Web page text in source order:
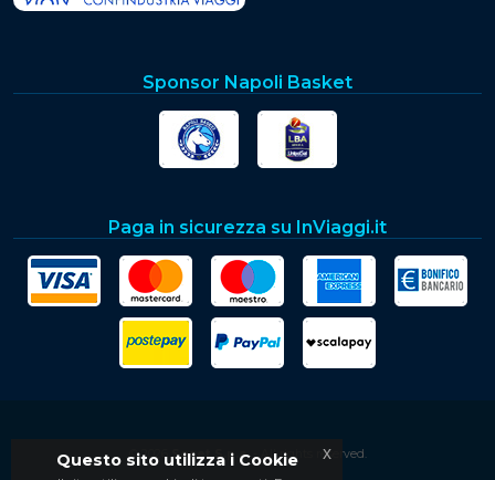
Sponsor Napoli Basket
Paga in sicurezza su InViaggi.it
© 2026Soset S.p.a.- All rights reserved.
Questo sito utilizza i Cookie x